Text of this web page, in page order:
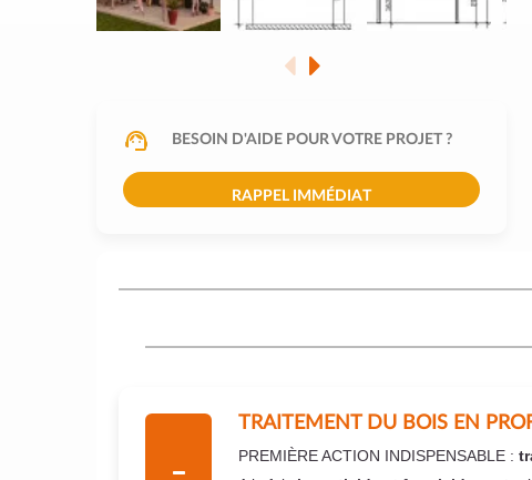
BESOIN D'AIDE POUR VOTRE PROJET ?
RAPPEL IMMÉDIAT
TRAITEMENT DU BOIS EN
PREMIÈRE ACTION INDISPENSABLE :